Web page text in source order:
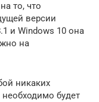
то, что
версии
и Windows 10 она
на
никаких
будет